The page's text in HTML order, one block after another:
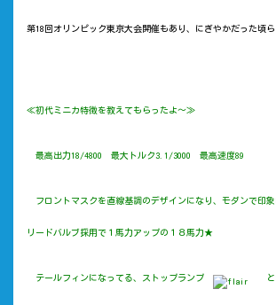
第18回オリンピック東京大会開催もあり、にぎやかだった頃ら
≪初代ミニカ特徴を教えてもらったよ～≫
最高出力18/4800 最大トルク3.1/3000 最高速度89
フロントマスクを直線基調のデザインになり、モダンで
リードバルブ採用で１馬力アップの１８馬力★
テールフィンになってる、ストップランプ とか